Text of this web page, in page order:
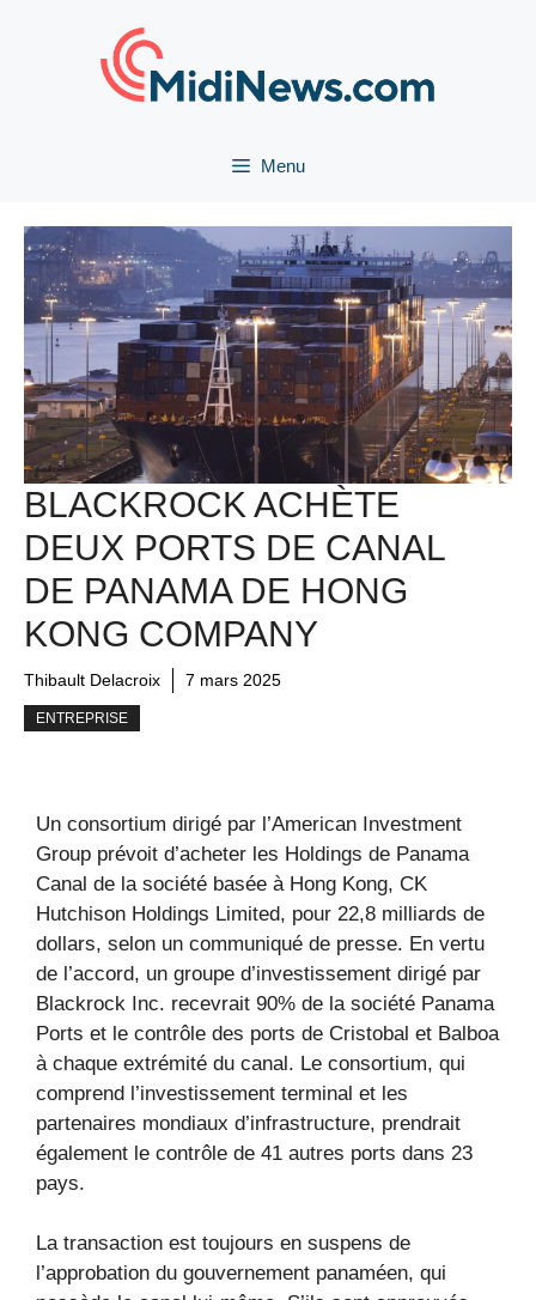
Menu
BLACKROCK ACHÈTE
DEUX PORTS DE CANAL
DE PANAMA DE HONG
KONG COMPANY
Thibault Delacroix 7 mars 2025
ENTREPRISE
Un consortium dirigé par l’American Investment
Group prévoit d’acheter les Holdings de Panama
Canal de la société basée à Hong Kong, CK
Hutchison Holdings Limited, pour 22,8 milliards de
dollars, selon un communiqué de presse. En vertu
de l’accord, un groupe d’investissement dirigé par
Blackrock Inc. recevrait 90% de la société Panama
Ports et le contrôle des ports de Cristobal et Balboa
à chaque extrémité du canal. Le consortium, qui
comprend l’investissement terminal et les
partenaires mondiaux d’infrastructure, prendrait
également le contrôle de 41 autres ports dans 23
pays.
La transaction est toujours en suspens de
l’approbation du gouvernement panaméen, qui